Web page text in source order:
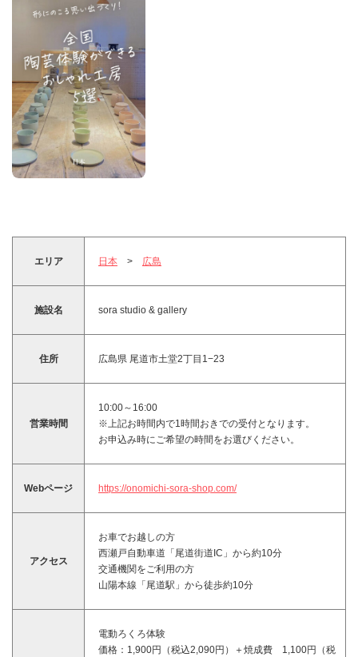
エリア 日本 > 広島
施設名 sora studio & gallery
住所 広島県 尾道市土堂2丁目1−23
営業時間
10:00～16:00
※上記お時間内で1時間おきでの受付となります。
お申込み時にご希望の時間をお選びください。
Webページ https://onomichi-sora-shop.com/
アクセス
お車でお越しの方
西瀬戸自動車道「尾道街道IC」から約10分
交通機関をご利用の方
山陽本線「尾道駅」から徒歩約10分
電動ろくろ体験
価格：1,900円（税込2,090円）＋焼成費 1,100円（税